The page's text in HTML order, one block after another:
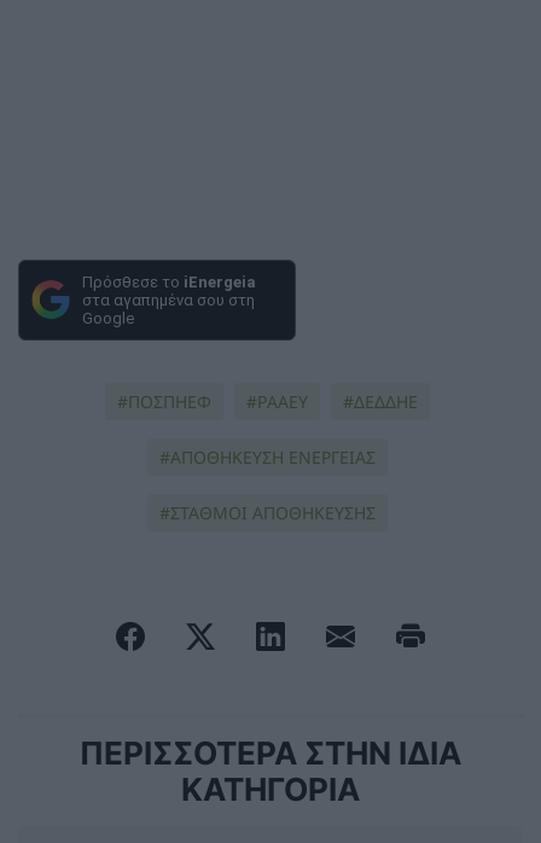
Πρόσθεσε το iEnergeia
στα αγαπημένα σου στη
Google
ΠΟΣΠΗΕΦ ΡΑΑΕΥ ΔΕΔΔΗΕ
ΑΠΟΘΗΚΕΥΣΗ ΕΝΕΡΓΕΙΑΣ
ΣΤΑΘΜΟΙ ΑΠΟΘΗΚΕΥΣΗΣ
ΠΕΡΙΣΣΟΤΕΡΑ ΣΤΗΝ ΙΔΙΑ
ΚΑΤΗΓΟΡΙΑ